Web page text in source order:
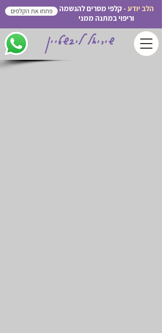
פתחו את הקלפים הלב יודע -קלפי מסרים להגשמה
וריפוי במתנה ממני
שיריאל ליבשטיין